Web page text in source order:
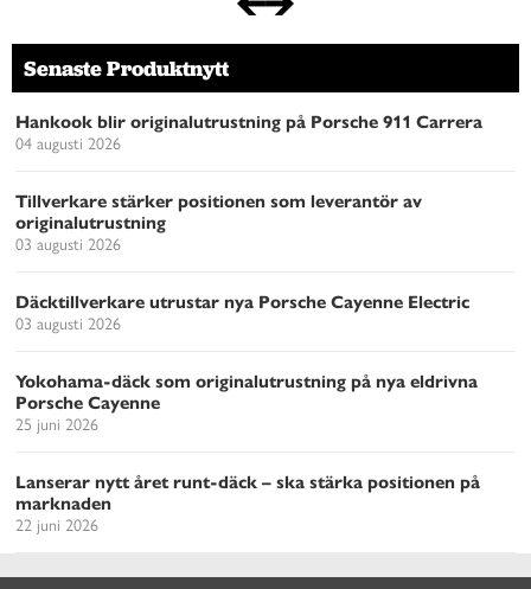
Senaste Produktnytt
Hankook blir originalutrustning på Porsche 911 Carrera
04 augusti 2026
Tillverkare stärker positionen som leverantör av
originalutrustning
03 augusti 2026
Däcktillverkare utrustar nya Porsche Cayenne Electric
03 augusti 2026
Yokohama-däck som originalutrustning på nya eldrivna
Porsche Cayenne
25 juni 2026
Lanserar nytt året runt-däck – ska stärka positionen på
marknaden
22 juni 2026